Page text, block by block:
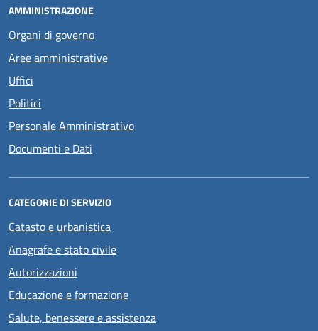
AMMINISTRAZIONE
Organi di governo
Aree amministrative
Uffici
Politici
Personale Amministrativo
Documenti e Dati
CATEGORIE DI SERVIZIO
Catasto e urbanistica
Anagrafe e stato civile
Autorizzazioni
Educazione e formazione
Salute, benessere e assistenza